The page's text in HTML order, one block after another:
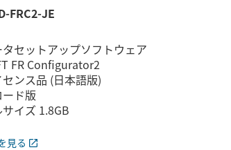
FRC2-JE
セットアップソフトウェア
FR Configurator2
ンス品 (日本語版)
ド版
イズ 1.8GB
見る